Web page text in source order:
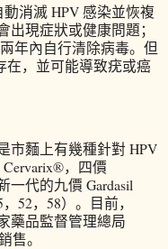
消滅 HPV 感染並恢複
出現症狀或健康問題；
年內自行清除病毒。但
在，並可能導致疣或癌
市麵上有幾種針對 HPV
，四價
一代的九價 Gardasil
52，58）。目前，
藥品監督管理總局
售。